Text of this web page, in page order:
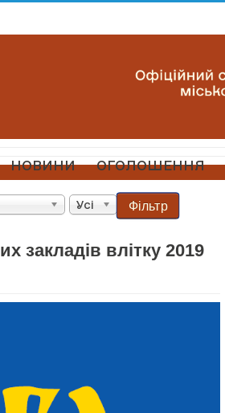
НОВИНИ ОГОЛОШЕННЯ
Усі Фільтр
закладів влітку 2019